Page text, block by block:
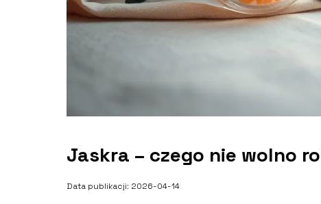
Jaskra – czego nie wolno
Data publikacji: 2026-04-14